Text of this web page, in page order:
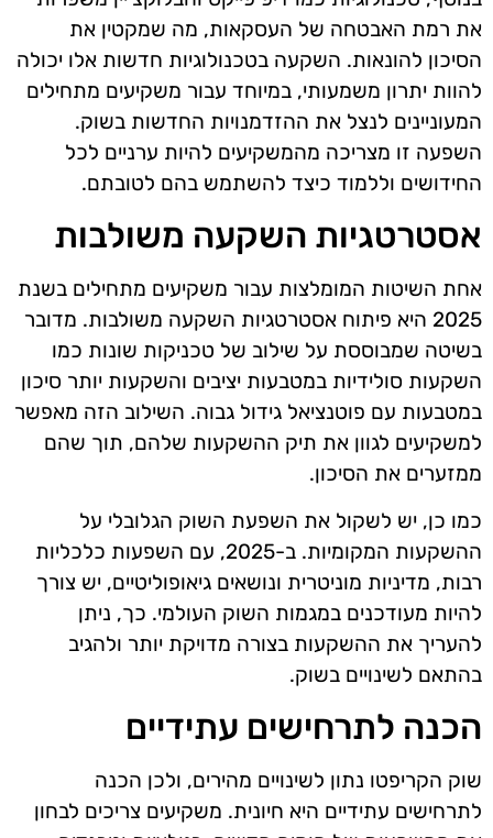
את רמת האבטחה של העסקאות, מה שמקטין את
הסיכון להונאות. השקעה בטכנולוגיות חדשות אלו יכולה
להוות יתרון משמעותי, במיוחד עבור משקיעים מתחילים
המעוניינים לנצל את ההזדמנויות החדשות בשוק.
השפעה זו מצריכה מהמשקיעים להיות ערניים לכל
החידושים וללמוד כיצד להשתמש בהם לטובתם.
אסטרטגיות השקעה משולבות
אחת השיטות המומלצות עבור משקיעים מתחילים בשנת
2025 היא פיתוח אסטרטגיות השקעה משולבות. מדובר
בשיטה שמבוססת על שילוב של טכניקות שונות כמו
השקעות סולידיות במטבעות יציבים והשקעות יותר סיכון
במטבעות עם פוטנציאל גידול גבוה. השילוב הזה מאפשר
למשקיעים לגוון את תיק ההשקעות שלהם, תוך שהם
ממזערים את הסיכון.
כמו כן, יש לשקול את השפעת השוק הגלובלי על
ההשקעות המקומיות. ב-2025, עם השפעות כלכליות
רבות, מדיניות מוניטרית ונושאים גיאופוליטיים, יש צורך
להיות מעודכנים במגמות השוק העולמי. כך, ניתן
להעריך את ההשקעות בצורה מדויקת יותר ולהגיב
בהתאם לשינויים בשוק.
הכנה לתרחישים עתידיים
שוק הקריפטו נתון לשינויים מהירים, ולכן הכנה
לתרחישים עתידיים היא חיונית. משקיעים צריכים לבחון